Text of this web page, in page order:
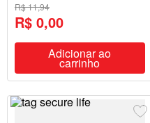
R$ 11,94
R$ 0,00
Adicionar ao
carrinho